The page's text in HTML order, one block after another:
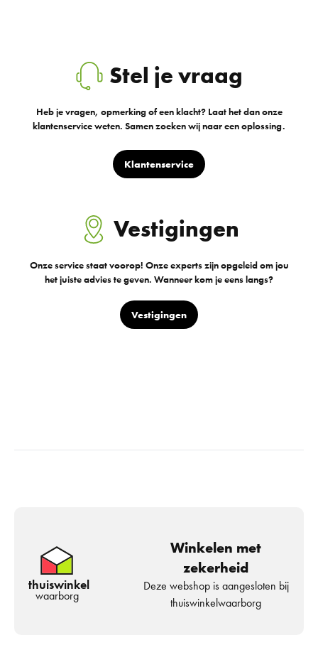
Stel je vraag
Heb je vragen, opmerking of een klacht? Laat het dan onze
klantenservice weten. Samen zoeken wij naar een oplossing.
Klantenservice
Vestigingen
Onze service staat voorop! Onze experts zijn opgeleid om jou
het juiste advies te geven. Wanneer kom je eens langs?
Vestigingen
thuiswinkel
waarborg
Winkelen met
zekerheid
Deze webshop is aangesloten bij
thuiswinkelwaarborg